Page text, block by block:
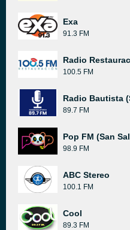
Exa
91.3 FM
Radio
100.5 FM
Radio Bautista
89.7 FM
Pop FM (San
98.9 FM
ABC Stereo
100.1 FM
Cool
89.3 FM